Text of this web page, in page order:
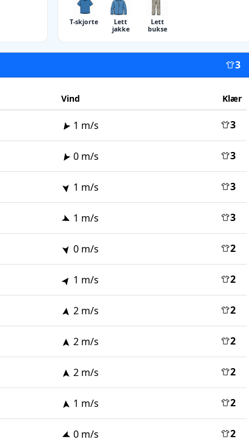
T-skjorte
Lett
jakke
Lett
bukse
3
Vind Klær
1 m/s 3
0 m/s 3
1 m/s 3
1 m/s 3
0 m/s 2
1 m/s 2
2 m/s 2
2 m/s 2
2 m/s 2
1 m/s 2
0 m/s 2